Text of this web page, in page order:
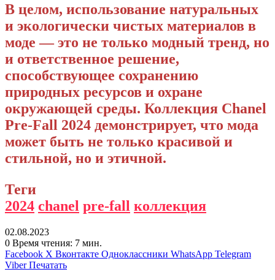
В целом, использование натуральных
и экологически чистых материалов в
моде — это не только модный тренд, но
и ответственное решение,
способствующее сохранению
природных ресурсов и охране
окружающей среды. Коллекция Chanel
Pre-Fall 2024 демонстрирует, что мода
может быть не только красивой и
стильной, но и этичной.
Теги
2024 chanel pre-fall коллекция
02.08.2023
0 Время чтения: 7 мин.
Facebook X Вконтакте Одноклассники WhatsApp Telegram
Viber Печатать